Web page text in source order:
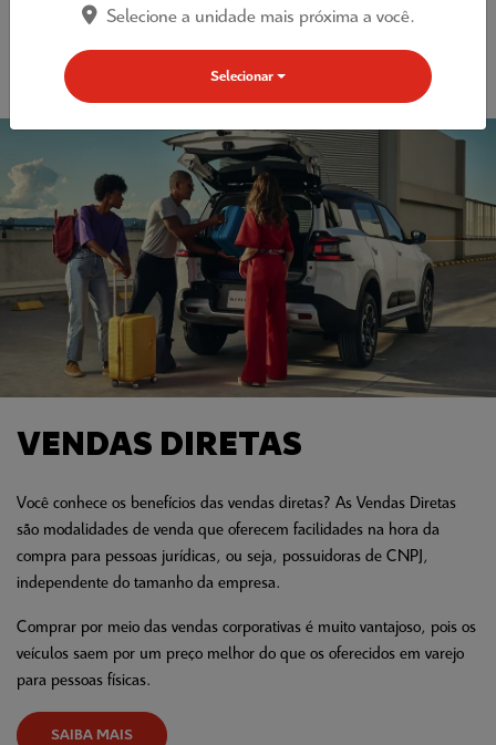
VENDAS DIRETAS
Você conhece os benefícios das vendas diretas? As Vendas Diretas
são modalidades de venda que oferecem facilidades na hora da
compra para pessoas jurídicas, ou seja, possuidoras de CNPJ,
independente do tamanho da empresa.
Comprar por meio das vendas corporativas é muito vantajoso, pois os
veículos saem por um preço melhor do que os oferecidos em varejo
para pessoas físicas.
SAIBA MAIS
Selecione a unidade mais próxima a você.
Selecionar